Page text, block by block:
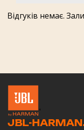
Відгуків немає.
JBL-